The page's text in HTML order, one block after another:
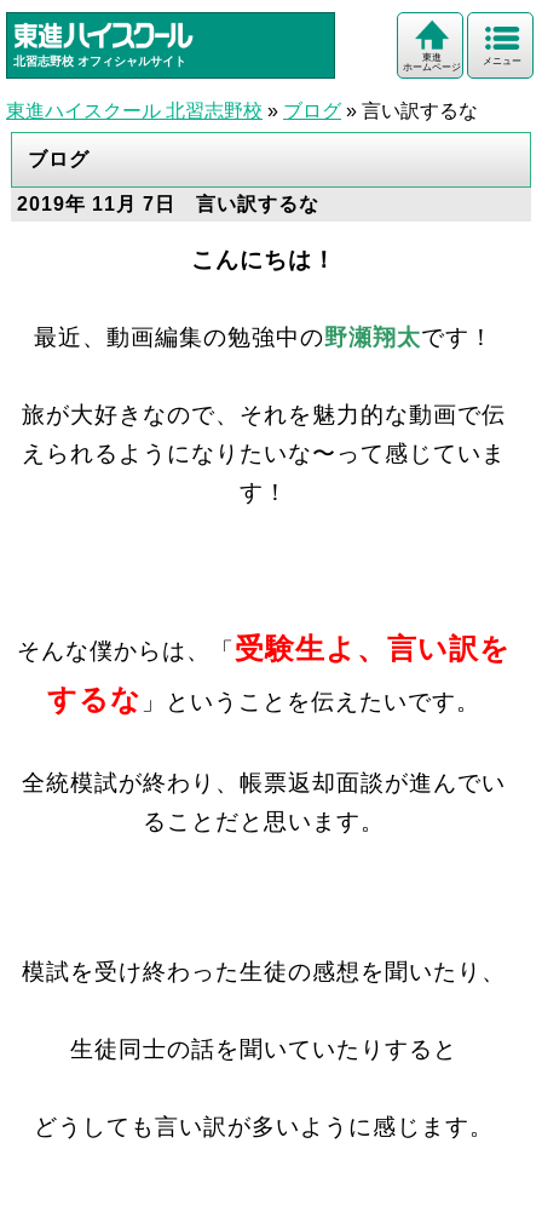
北習志野校 オフィシャルサイト メニュー
東進
ホームページ
東進ハイスクール 北習志野校 » ブログ » 言い訳するな
ブログ
2019年 11月 7日 言い訳するな
こんにちは！
最近、動画編集の勉強中の野瀬翔太です！
旅が大好きなので、それを魅力的な動画で伝
えられるようになりたいな〜って感じていま
す！
そんな僕からは、「 受験生よ、言い訳を
するな 」ということを伝えたいです。
全統模試が終わり、帳票返却面談が進んでい
ることだと思います。
模試を受け終わった生徒の感想を聞いたり、
生徒同士の話を聞いていたりすると
どうしても言い訳が多いように感じます。